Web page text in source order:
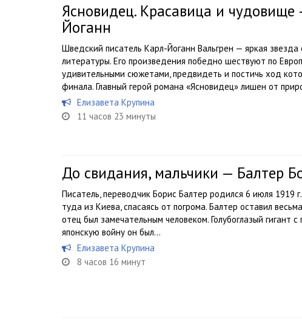
Ясновидец. Красавица и чудовище
Йоганн
Шведский писатель Карл-Йоганн Вальгрен — яркая
литературы. Его произведения победно шествуют по
удивительными сюжетами, предвидеть и постичь ход
финала. Главный герой романа «Ясновидец» лишен от
Елизавета Крупина
11 часов 23 минуты
До свидания, мальчики — Балтер
Писатель, переводчик Борис Балтер родился 6 июля 1919
туда из Киева, спасаясь от погрома. Балтер оставил
отец был замечательным человеком. Голубоглазый гигант
японскую войну он был...
Елизавета Крупина
8 часов 16 минут